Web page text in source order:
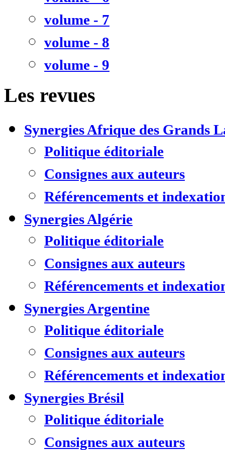
volume - 7
volume - 8
volume - 9
Les revues
Synergies Afrique des Grands
Politique éditoriale
Consignes aux auteurs
Référencements et
Synergies Algérie
Politique éditoriale
Consignes aux auteurs
Référencements et
Synergies Argentine
Politique éditoriale
Consignes aux auteurs
Référencements et
Synergies Brésil
Politique éditoriale
Consignes aux auteurs